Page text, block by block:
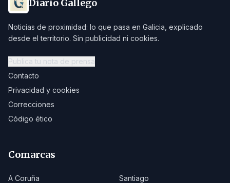
Diario Gallego
Noticias de proximidad: lo que pasa en Galicia, explicado
desde el territorio. Sin publicidad ni cookies.
Publica tu nota de prensa
Contacto
Privacidad y cookies
Correcciones
Código ético
Comarcas
A Coruña
Santiago